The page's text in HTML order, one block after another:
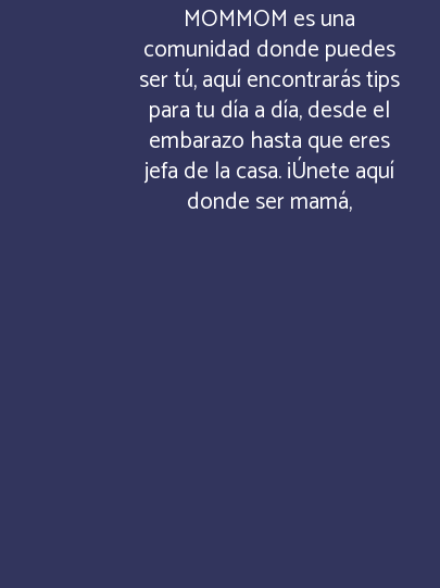
MOMMOM es una
comunidad donde puedes
ser tú, aquí encontrarás tips
para tu día a día, desde el
embarazo hasta que eres
jefa de la casa. ¡Únete aquí
donde ser mamá,